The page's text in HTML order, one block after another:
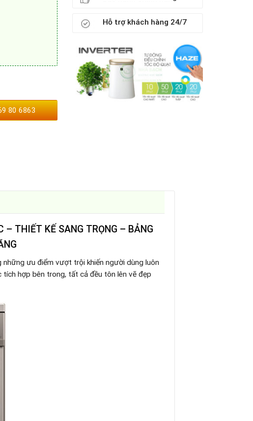
80 6863
Hỗ trợ khách hàng 24/7
– THIẾT KẾ SANG TRỌNG – BẢNG
ưu điểm vượt trội khiến người dùng luôn
tích hợp bên trong, tất cả đều tôn lên vẽ đẹp